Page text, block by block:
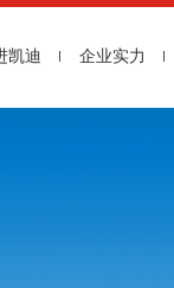
凯迪 企业实力